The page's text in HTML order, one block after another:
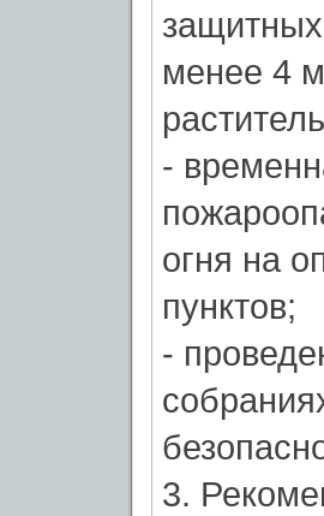
менее 4
-
огня на
пунктов;
-
3.